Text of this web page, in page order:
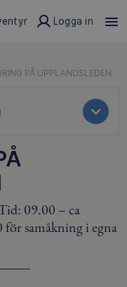
Logga in
PÅ UPPLANDSLEDEN
09.00 – ca
för samåkning i egna